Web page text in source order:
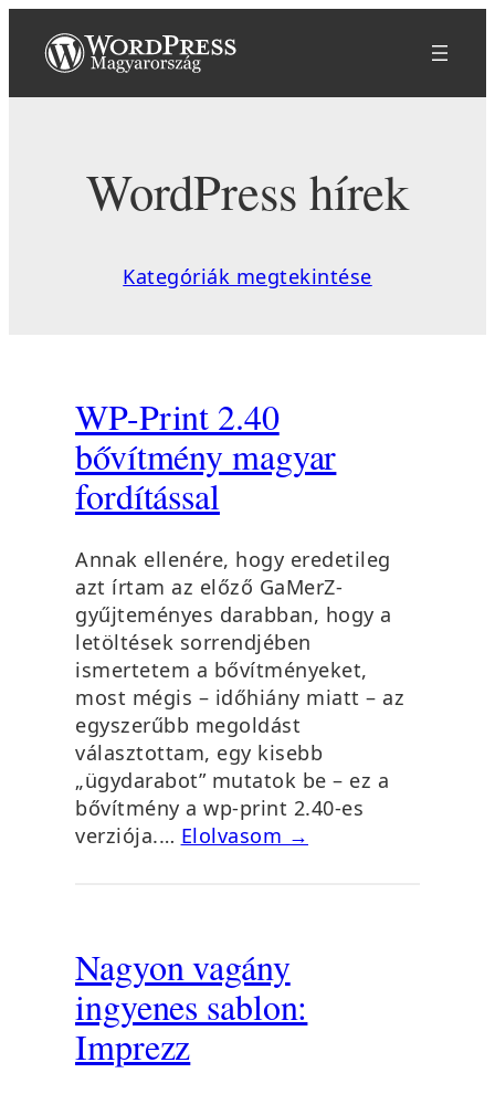
tartalomhoz
WordPress hírek
Kategóriák megtekintése
WP-Print 2.40
bővítmény magyar
fordítással
Annak ellenére, hogy eredetileg
azt írtam az előző GaMerZ-
gyűjteményes darabban, hogy a
letöltések sorrendjében
ismertetem a bővítményeket,
most mégis – időhiány miatt – az
egyszerűbb megoldást
választottam, egy kisebb
„ügydarabot” mutatok be – ez a
bővítmény a wp-print 2.40-es
verziója.… Elolvasom →
Nagyon vagány
ingyenes sablon:
Imprezz